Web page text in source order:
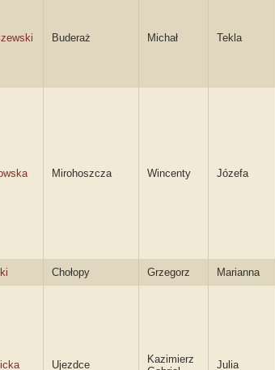
Buderaż Michał Tekla
Mirohoszcza Wincenty Józefa
Chołopy Grzegorz Marianna
Ujezdce
Kazimierz
Julia